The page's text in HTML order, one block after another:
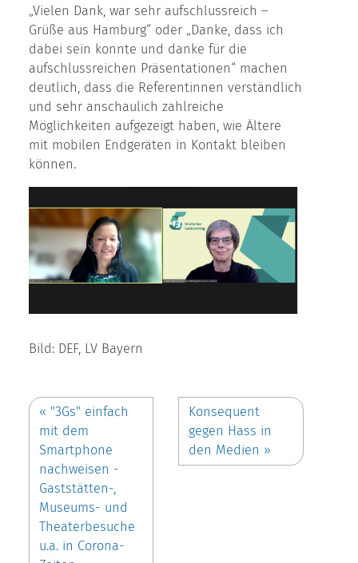
„Vielen Dank, war sehr aufschlussreich –
Grüße aus Hamburg“ oder „Danke, dass ich
dabei sein konnte und danke für die
aufschlussreichen Präsentationen“ machen
deutlich, dass die Referentinnen verständlich
und sehr anschaulich zahlreiche
Möglichkeiten aufgezeigt haben, wie Ältere
mit mobilen Endgeräten in Kontakt bleiben
können.
Bild: DEF, LV Bayern
« "3Gs" einfach
mit dem
Smartphone
nachweisen -
Gaststätten-,
Museums- und
Theater­besuche
u.a. in Corona-
Konsequent
gegen Hass in
den Medien »